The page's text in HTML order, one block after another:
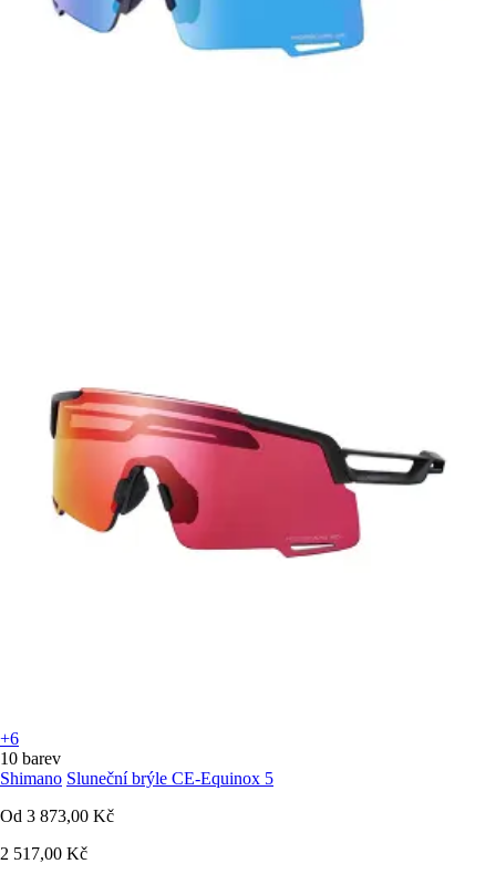
+6
10 barev
Shimano Sluneční brýle CE-Equinox 5
Od 3 873,00 Kč
2 517,00 Kč